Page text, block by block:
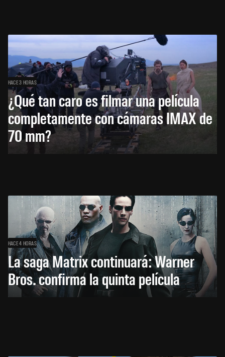
HACE 3 HORAS
¿Qué tan caro es filmar una película
completamente con cámaras IMAX de
70 mm?
HACE 4 HORAS
La saga Matrix continuará: Warner
Bros. confirma la quinta película